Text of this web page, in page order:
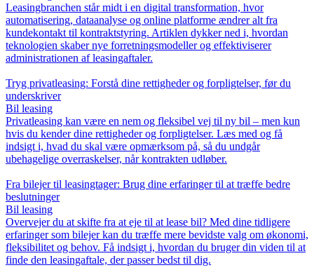
Leasingbranchen står midt i en digital transformation, hvor
automatisering, dataanalyse og online platforme ændrer alt fra
kundekontakt til kontraktstyring. Artiklen dykker ned i, hvordan
teknologien skaber nye forretningsmodeller og effektiviserer
administrationen af leasingaftaler.
Tryg privatleasing: Forstå dine rettigheder og forpligtelser, før du
underskriver
Bil leasing
Privatleasing kan være en nem og fleksibel vej til ny bil – men kun
hvis du kender dine rettigheder og forpligtelser. Læs med og få
indsigt i, hvad du skal være opmærksom på, så du undgår
ubehagelige overraskelser, når kontrakten udløber.
Fra bilejer til leasingtager: Brug dine erfaringer til at træffe bedre
beslutninger
Bil leasing
Overvejer du at skifte fra at eje til at lease bil? Med dine tidligere
erfaringer som bilejer kan du træffe mere bevidste valg om økonomi,
fleksibilitet og behov. Få indsigt i, hvordan du bruger din viden til at
finde den leasingaftale, der passer bedst til dig.